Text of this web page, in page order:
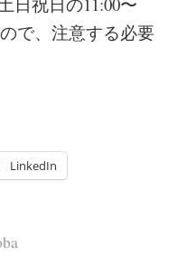
で、注意する必要
LinkedIn